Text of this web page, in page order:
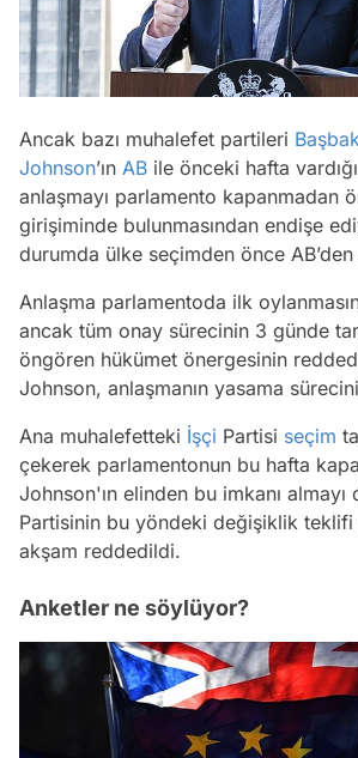
Ancak bazı muhalefet partileri
Johnson’ın AB ile önceki hafta vardığı
anlaşmayı parlamento kapanmadan
girişiminde bulunmasından endişe
durumda ülke seçimden önce AB’den
Anlaşma parlamentoda ilk
ancak tüm onay sürecinin 3 günde
öngören hükümet önergesinin
Johnson, anlaşmanın yasama sürecini
Ana muhalefetteki İşçi Partisi seçim
çekerek parlamentonun bu hafta
Johnson'ın elinden bu imkanı
Partisinin bu yöndeki değişiklik
akşam reddedildi.
Anketler ne söylüyor?